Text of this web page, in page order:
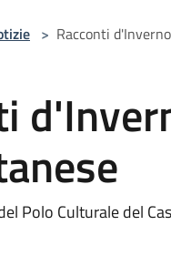
> Racconti
Polo Culturale del